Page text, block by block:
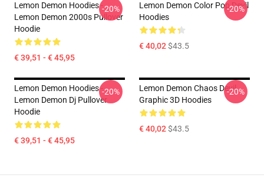
Lemon Demon Hoodies -
Lemon Demon 2000s Pullover
Hoodie
€ 39,51 - € 45,95
-20%
Lemon Demon Color Pop Devil
Hoodies
€ 40,02$43.5
-20%
Lemon Demon Hoodies -
Lemon Demon Dj Pullover
Hoodie
€ 39,51 - € 45,95
-20%
Lemon Demon Chaos Devil
Graphic 3D Hoodies
€ 40,02$43.5
-20%